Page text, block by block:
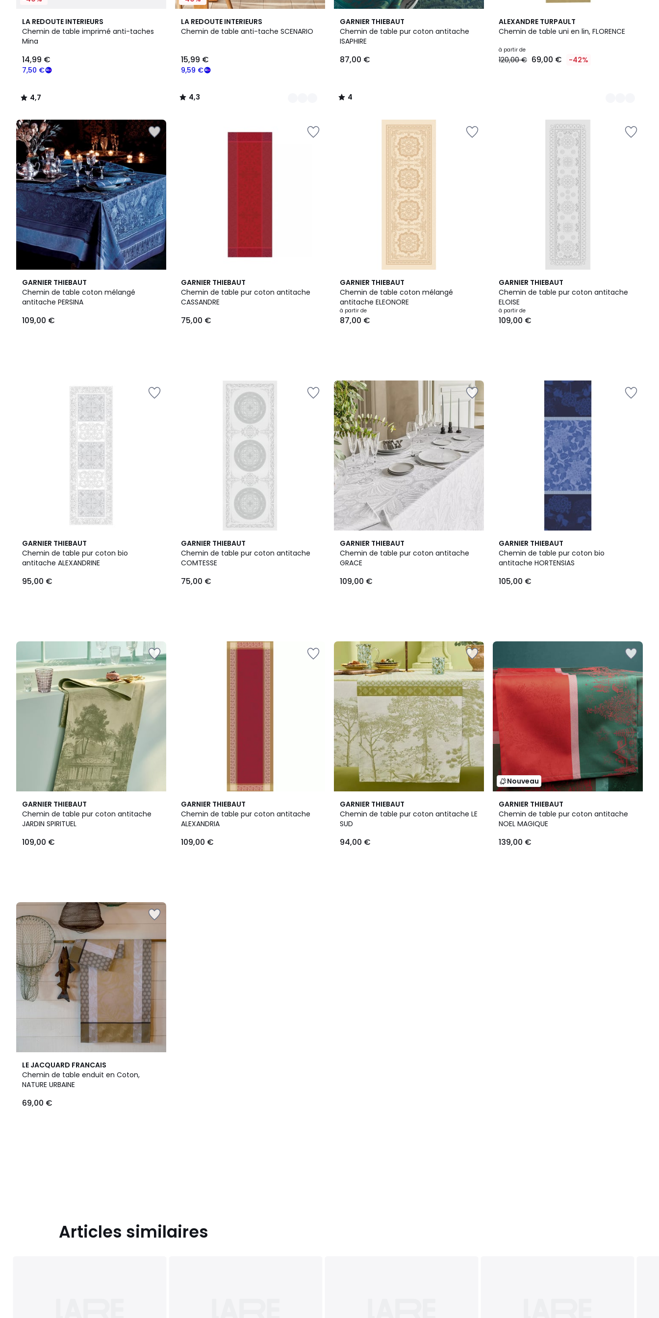
LA REDOUTE INTERIEURS
Chemin de table imprimé anti-taches
Mina
€
souscrivez
programme
payer
à
la
place
7,50
€.
7,50 €
14,99 €
4,7
/ 5
4,7
/
LA REDOUTE INTERIEURS
Chemin de table anti-tache SCENARIO
9,59 €
15,99 €
4,3
/ 5
2
Couleurs
4,3
/
GARNIER THIEBAUT
Chemin de table pur coton antitache
ISAPHIRE
87,00 €
4
/
5
4
/
ALEXANDRE TURPAULT
Chemin de table uni en lin, FLORENCE
à partir de
120,00 € 69,00 € -42%
13
Couleurs
GARNIER THIEBAUT
Chemin de table coton mélangé
antitache PERSINA
109,00 €
GARNIER THIEBAUT
Chemin de table pur coton antitache
CASSANDRE
75,00 €
GARNIER THIEBAUT
Chemin de table coton mélangé
antitache ELEONORE
à partir de
87,00 €
GARNIER THIEBAUT
Chemin de table pur coton antitache
ELOISE
à partir de
109,00 €
GARNIER THIEBAUT
Chemin de table pur coton bio
antitache ALEXANDRINE
95,00 €
GARNIER THIEBAUT
Chemin de table pur coton antitache
COMTESSE
75,00 €
GARNIER THIEBAUT
Chemin de table pur coton antitache
GRACE
109,00 €
GARNIER THIEBAUT
Chemin de table pur coton bio
antitache HORTENSIAS
105,00 €
GARNIER THIEBAUT
Chemin de table pur coton antitache
JARDIN SPIRITUEL
109,00 €
GARNIER THIEBAUT
Chemin de table pur coton antitache
ALEXANDRIA
109,00 €
GARNIER THIEBAUT
Chemin de table pur coton antitache LE
SUD
94,00 €
Nouveau
GARNIER THIEBAUT
Chemin de table pur coton antitache
NOEL MAGIQUE
139,00 €
LE JACQUARD FRANCAIS
Chemin de table enduit en Coton,
NATURE URBAINE
69,00 €
Articles similaires